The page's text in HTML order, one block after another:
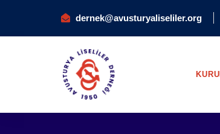
dernek@avusturyaliseliler.org